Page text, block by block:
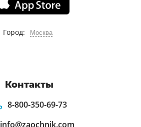
Город: Москва
Контакты
8-800-350-69-73
info@zaochnik.com